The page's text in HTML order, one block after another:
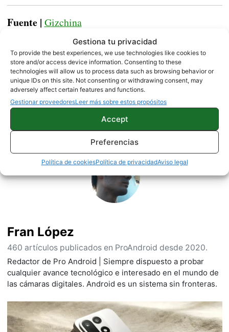
Gestiona tu privacidad
To provide the best experiences, we use technologies like cookies to
store and/or access device information. Consenting to these
technologies will allow us to process data such as browsing behavior or
unique IDs on this site. Not consenting or withdrawing consent, may
adversely affect certain features and functions.
Gestionar proveedoresLeer más sobre estos propósitos
Accept
Preferencias
Política de cookiesPolítica de privacidadAviso legal
Fuente | Gizchina
NOTICIAS ONEPLUS
Fran López
460 artículos publicados en ProAndroid desde 2020.
Redactor de Pro Android | Siempre dispuesto a probar
cualquier avance tecnológico e interesado en el mundo de
las cámaras digitales. Android es un sistema sin fronteras.